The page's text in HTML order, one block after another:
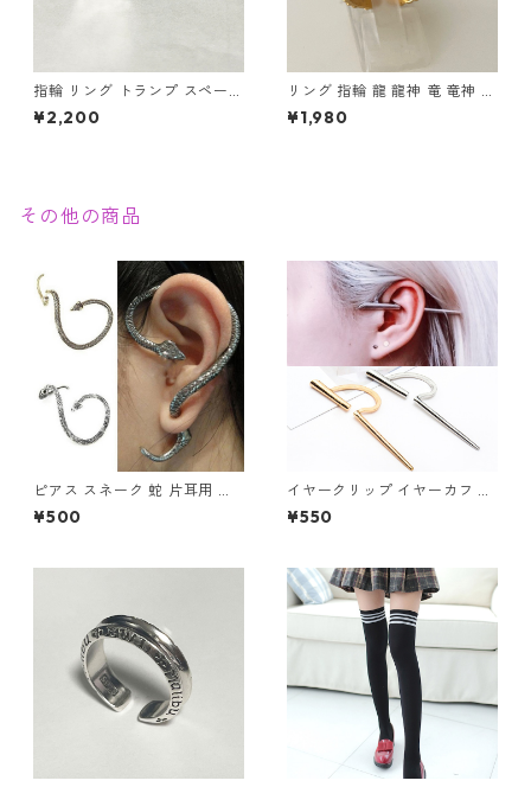
指輪 リング トランプ スペード
エース ステンレス 幸運 勝負運
ラッキーアイテム ギャンブル
¥2,200
リング 指輪 龍 龍神 竜 竜神 金
龍 ゴールド スパイラル メンズ
アクセサリー
¥1,980
その他の商品
ピアス スネーク 蛇 片耳用 ス
ネークピアス レディース メン
ズ ユニセックス アクセサリー
¥500
イヤークリップ イヤーカフ ゴ
ールド シルバー 片耳用 ノンホ
ール フェイク レディース メン
¥550